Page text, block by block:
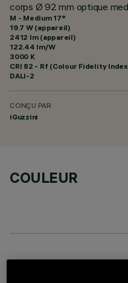
corps Ø 92 mm optique
M - Medium 17°
19.7 W (appareil)
2412 lm (appareil)
122.44 lm/W
3000 K
CRI 82 - Rf (Colour Fidelity
DALI-2
CONÇU PAR
iGuzzini
COULEUR
COMPOSANTS